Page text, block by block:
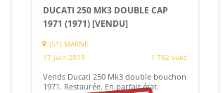
DUCATI 250 MK3 DOUBLE CAP
1971 (1971)[VENDU]
(51) MARNE
17 juin 2019
1 762 vues
Vends Ducati 250 Mk3 double bouchon
1971. Restaurée. En parfait état.